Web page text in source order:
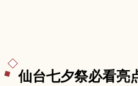
仙台七夕祭必看亮